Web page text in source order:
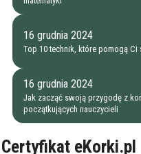
16 grudnia 2024
Top 10 technik, które pomogą
16 grudnia 2024
Jak zacząć swoją przygodę z
początkujących nauczycieli
Certyfikat eKorki.pl